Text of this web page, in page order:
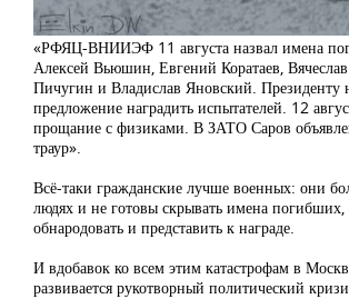
«РФЯЦ-ВНИИЭФ 11 августа назвал имена
Алексей Вьюшин, Евгений Коратаев,
Пичугин и Владислав Яновский. Президенту
предложение наградить испытателей. 12
прощание с физиками. В ЗАТО Саров
траур».
Всё-таки гражданские лучше военных: они
людях и не готовы скрывать имена погибших,
обнародовать и представить к награде.
И вдобавок ко всем этим катастрофам в
развивается рукотворный политический